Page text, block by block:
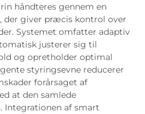
håndteres gennem en
der giver præcis kontrol over
Systemet omfatter adaptiv
justerer sig til
og opretholder optimal
styringsevne reducerer
forårsaget af
at den samlede
Integrationen af smart